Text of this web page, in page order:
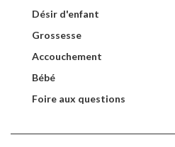
Désir d'enfant
Grossesse
Accouchement
Bébé
Foire aux questions